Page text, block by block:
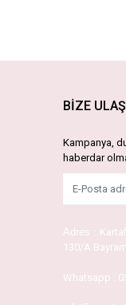
BİZE
Kampanya,
haberdar
Adres :
130/A
Whatsapp :